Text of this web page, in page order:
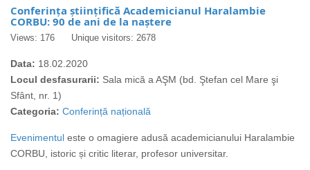
Conferința științifică Academicianul Haralambie
CORBU: 90 de ani de la naștere
Views: 176 Unique visitors: 2678
Data: 18.02.2020
Locul desfasurarii: Sala mică a AŞM (bd. Ştefan cel Mare şi
Sfânt, nr. 1)
Categoria: Conferință națională
Evenimentul este o omagiere adusă academicianului Haralambie
CORBU, istoric și critic literar, profesor universitar.